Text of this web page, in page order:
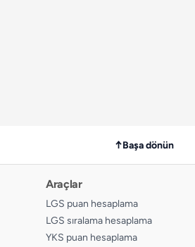
↑Başa dönün
Araçlar
LGS puan hesaplama
LGS sıralama hesaplama
YKS puan hesaplama